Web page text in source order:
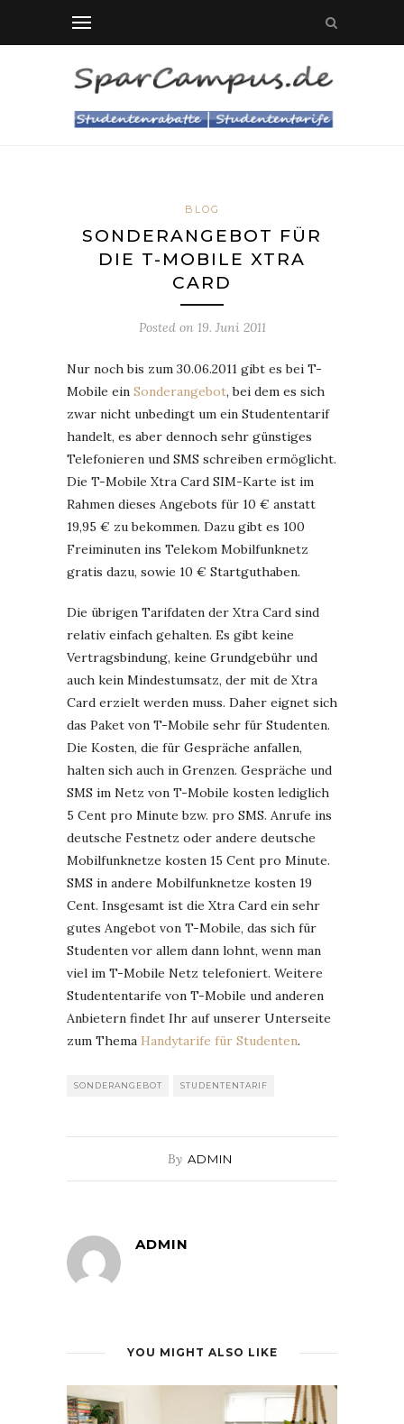
BLOG
SONDERANGEBOT FÜR
DIE T-MOBILE XTRA
CARD
Posted on 19. Juni 2011
Nur noch bis zum 30.06.2011 gibt es bei T-
Mobile ein Sonderangebot, bei dem es sich
zwar nicht unbedingt um ein Studententarif
handelt, es aber dennoch sehr günstiges
Telefonieren und SMS schreiben ermöglicht.
Die T-Mobile Xtra Card SIM-Karte ist im
Rahmen dieses Angebots für 10 € anstatt
19,95 € zu bekommen. Dazu gibt es 100
Freiminuten ins Telekom Mobilfunknetz
gratis dazu, sowie 10 € Startguthaben.
Die übrigen Tarifdaten der Xtra Card sind
relativ einfach gehalten. Es gibt keine
Vertragsbindung, keine Grundgebühr und
auch kein Mindestumsatz, der mit de Xtra
Card erzielt werden muss. Daher eignet sich
das Paket von T-Mobile sehr für Studenten.
Die Kosten, die für Gespräche anfallen,
halten sich auch in Grenzen. Gespräche und
SMS im Netz von T-Mobile kosten lediglich
5 Cent pro Minute bzw. pro SMS. Anrufe ins
deutsche Festnetz oder andere deutsche
Mobilfunknetze kosten 15 Cent pro Minute.
SMS in andere Mobilfunknetze kosten 19
Cent. Insgesamt ist die Xtra Card ein sehr
gutes Angebot von T-Mobile, das sich für
Studenten vor allem dann lohnt, wenn man
viel im T-Mobile Netz telefoniert. Weitere
Studententarife von T-Mobile und anderen
Anbietern findet Ihr auf unserer Unterseite
zum Thema Handytarife für Studenten.
SONDERANGEBOT STUDENTENTARIF
By ADMIN
ADMIN
YOU MIGHT ALSO LIKE